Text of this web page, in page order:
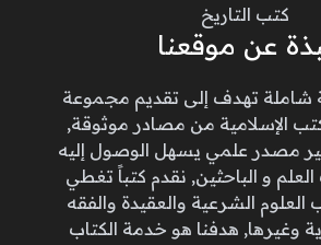
كتب التاريخ
عن موقعنا
شاملة تهدف إلى تقديم مجموعة
الإسلامية من مصادر موثوقة,
مصدر علمي يسهل الوصول إليه
و الباحثين, نقدم كتباً تغطي
الشرعية والعقيدة والفقه
وغيرها, هدفنا هو خدمة الكتاب